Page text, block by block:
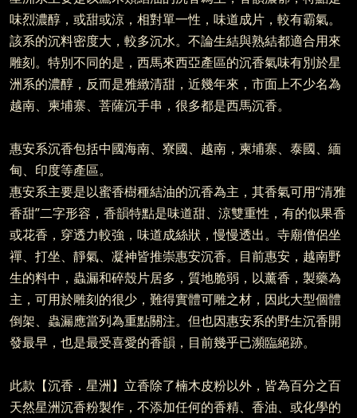
味烈濃醇，或甜或涼，相對單一性，味道成片，較有霸氣。
該系的沉料密度大，較多沉水。不論生結與熟結都適合用來
雕刻。特別不同的是，西馬來西亞產區的沉香氣味有別於星
洲系的濃醇，反而是雅緻清甜，近幾年來，市面上不少名為
越南、柬埔寨、菩薩沉手串，很多都是西馬沉香。
惠安系沉香包括中國海南、寮國、越南，柬埔寨、泰國、緬
甸、印度等產區。
惠安系主要是以蜜香樹種結油的沉香為主，其香氣可用“清雅
香甜”二字形容，香韻特點是味道甜、涼雙重性，有的似果香
或花香，穿透力較強，味道成絲狀，慢慢透出。寺廟僧侶坐
禪、打坐、靜氣、凝神皆推崇惠安沉香。目前惠安，越南野
生的料中，蟲漏和碎殼片居多，質地脆弱，以薰香，製藥為
主，可用於雕刻的很少，難得實體可雕之材，因此大型個體
倒架、蟲漏應當列為重點關注。但也因惠安系的野生沉香開
發最早，也是最受喜愛的香韻，目前幾乎已瀕臨絕跡。
此款【沉香．星洲】立香除了楠木皮粉以外，皆為百分之百
天然星洲沉香粉製作，不添加任何的香精、香油、或化學的